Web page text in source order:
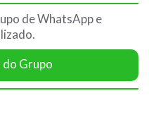
de WhatsApp e
Grupo